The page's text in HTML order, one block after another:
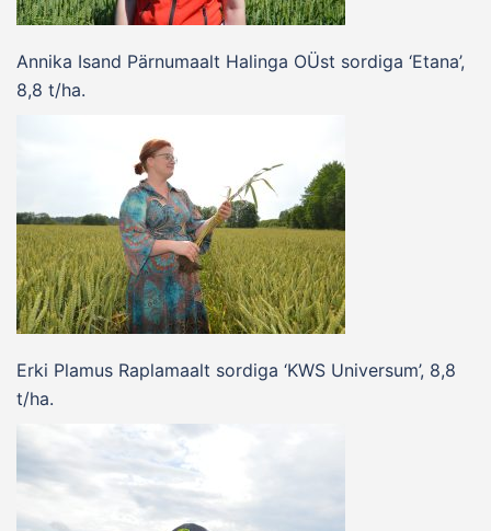
Annika Isand Pärnumaalt Halinga OÜst sordiga ‘Etana’,
8,8 t/ha.
Erki Plamus Raplamaalt sordiga ‘KWS Universum’, 8,8
t/ha.